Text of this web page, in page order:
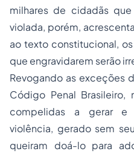
milhares de cidadãs
violada, porém,
ao texto constitucional,
que engravidarem serão
Revogando as exceções
Código Penal Brasileiro,
compelidas a gerar
violência, gerado sem
queiram doá-lo para